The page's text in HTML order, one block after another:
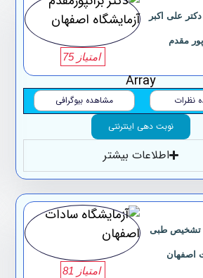
علی‌ اکبر
مقدم
امتیاز 75
Array
نظرات
مشاهده بیوگرافی
نوبت دهی اینترنتی
اطلاعات بیشتر
تشخیص طبی
اصفهان
امتیاز 81